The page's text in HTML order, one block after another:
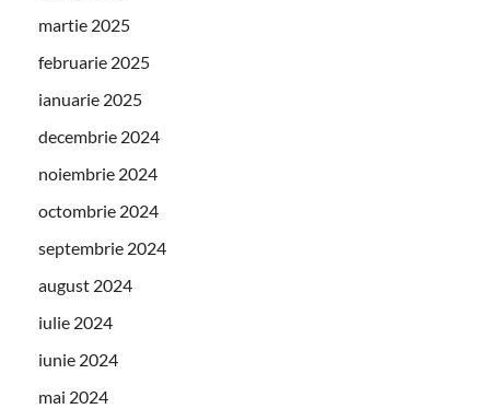
martie 2025
februarie 2025
ianuarie 2025
decembrie 2024
noiembrie 2024
octombrie 2024
septembrie 2024
august 2024
iulie 2024
iunie 2024
mai 2024